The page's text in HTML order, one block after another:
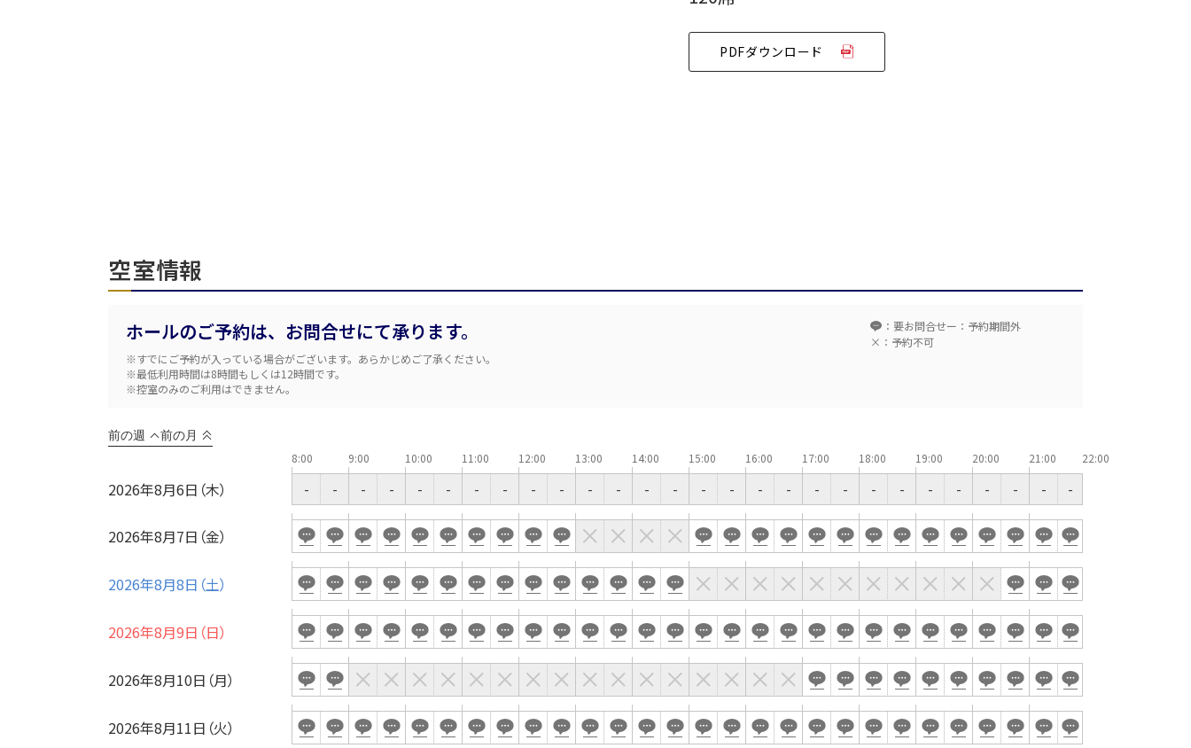
PDFダウンロード
空室情報
ホールのご予約は、お問合せにて承ります。
※すでにご予約が入っている場合がございます。あらかじめご了承ください。
※最低利用時間は8時間もしくは12時間です。
※控室のみのご利用はできません。
：要お問合せー：予約期間外
×：予約不可
前の週 前の月
8:00 9:00 10:00 11:00 12:00 13:00 14:00 15:00 16:00 17:00 18:00 19:00 20:00 21:00
2026年8月6日（木） - - - - - - - - - - - - - - - - - - - - - - - - - - - -
2026年8月7日（金）
2026年8月8日（土）
2026年8月9日（日）
2026年8月10日（月）
2026年8月11日（火）
の空室状況は
以下からお問合せください。
こだわり条件
※複数選択可能
特長で選ぶ
専有回線(NURO)あり
用途で選ぶ
パーティ・懇親会
株主総会・IR
e-sports大会
プレス発表
試験 展示会・販売会
この条件で検索
選択している条件を
リセットする